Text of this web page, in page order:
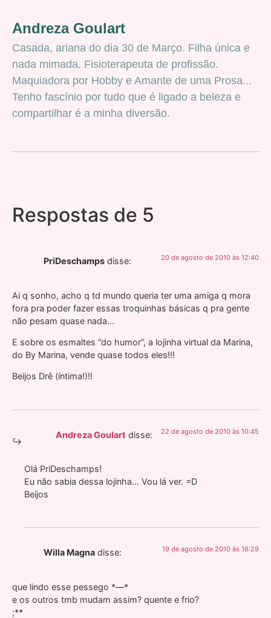
Andreza Goulart
Casada, ariana do dia 30 de Março. Filha única e
nada mimada. Fisioterapeuta de profissão.
Maquiadora por Hobby e Amante de uma Prosa...
Tenho fascínio por tudo que é ligado a beleza e
compartilhar é a minha diversão.
Respostas de 5
PriDeschamps disse: 20 de agosto de 2010 às 12:40
Ai q sonho, acho q td mundo queria ter uma amiga q mora
fora pra poder fazer essas troquinhas básicas q pra gente
não pesam quase nada…
E sobre os esmaltes “do humor”, a lojinha virtual da Marina,
do By Marina, vende quase todos eles!!!
Beijos Drê (íntima!)!!
Andreza Goulart disse: 22 de agosto de 2010 às 10:45
Olá PriDeschamps!
Eu não sabia dessa lojinha… Vou lá ver. =D
Beijos
Willa Magna disse: 19 de agosto de 2010 às 16:29
que lindo esse pessego *—*
e os outros tmb mudam assim? quente e frio?
;**